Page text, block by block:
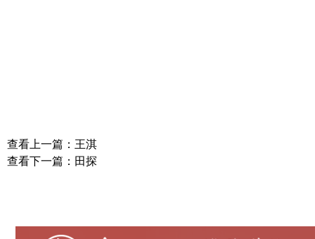
查看上一篇：王淇
查看下一篇：田探